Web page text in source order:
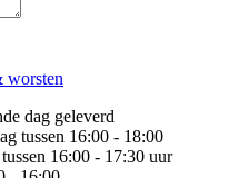
worsten
dag geleverd
tussen 16:00 - 18:00
16:00 - 17:30 uur